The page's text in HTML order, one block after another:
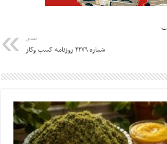
بعدی
شماره ۲۲۷۹ روزنامه کسب وکار